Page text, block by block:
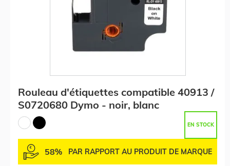
Rouleau d'étiquettes compatible 40913 /
S0720680 Dymo - noir, blanc
EN STOCK
58% PAR RAPPORT AU PRODUIT DE MARQUE